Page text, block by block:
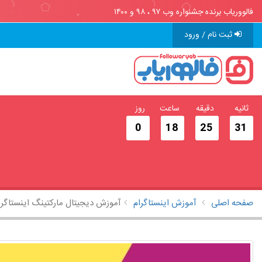
فالووریاب برنده جشنواره وب ۹۷ ، ۹۸ و ۱۴۰۰
ثبت نام / ورود
30
ثانیه
25
دقیقه
18
ساعت
0
روز
صفحه اصلی آموزش اینستاگرام آموزش دیجیتال مارکتینگ